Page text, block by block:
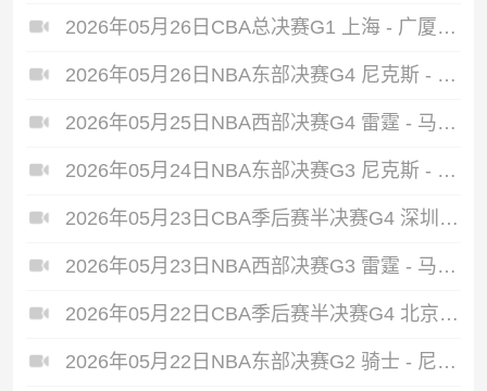
2026年05月26日CBA总决赛G1 上海 - 广厦 全场录像
2026年05月26日NBA东部决赛G4 尼克斯 - 骑士 全场录像
2026年05月25日NBA西部决赛G4 雷霆 - 马刺 全场录像
2026年05月24日NBA东部决赛G3 尼克斯 - 骑士 全场录像
2026年05月23日CBA季后赛半决赛G4 深圳 - 广厦 全场录像
2026年05月23日NBA西部决赛G3 雷霆 - 马刺 全场录像
2026年05月22日CBA季后赛半决赛G4 北京 - 上海 全场录像
2026年05月22日NBA东部决赛G2 骑士 - 尼克斯 全场录像